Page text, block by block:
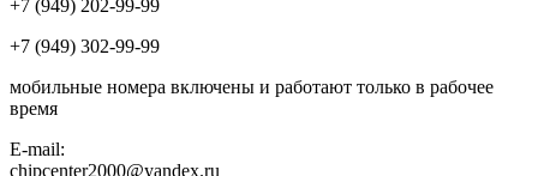
+7 (949) 202-99-99
+7 (949) 302-99-99
мобильные номера включены и работают только в рабочее
время
E-mail:
chipcenter2000@yandex.ru